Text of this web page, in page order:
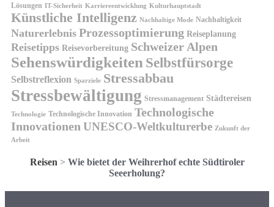
Lösungen IT-Sicherheit Karriereentwicklung Kulturhauptstadt
Künstliche Intelligenz Nachhaltige Mode Nachhaltigkeit
Naturerlebnis Prozessoptimierung Reiseplanung
Reisetipps Reisevorbereitung Schweizer Alpen
Sehenswürdigkeiten Selbstfürsorge
Selbstreflexion Sparziele Stressabbau
Stressbewältigung Stressmanagement Städtereisen
Technologie Technologische Innovation Technologische
Innovationen UNESCO-Weltkulturerbe Zukunft der
Arbeit
Reisen > Wie bietet der Weihrerhof echte Südtiroler
Seeerholung?